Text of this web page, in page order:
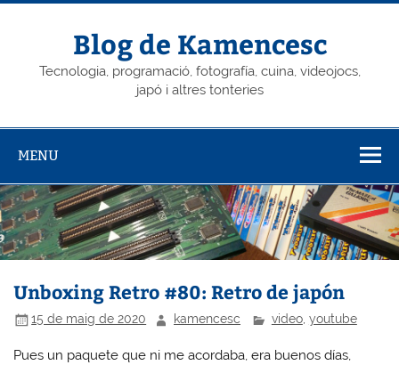
Skip
Blog de Kamencesc
Tecnologia, programació, fotografía, cuina, videojocs,
japó i altres tonteries
MENU
Unboxing Retro #80: Retro de japón
15 de maig de 2020 kamencesc video, youtube
Pues un paquete que ni me acordaba, era buenos días,